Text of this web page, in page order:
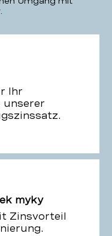
Ihr
unserer
myky
Zinsvorteil